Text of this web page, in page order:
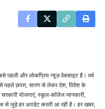
पहली और लोकप्रिय न्यूज़ वेबसाइट है। वर्ष
पहले छपरा, सारण से लेकर देश, विदेश के
योजनाएं, स्कूल-कॉलेज जानकारी,
से जुड़े हर अपडेट करती आ रही है। हर खबर,